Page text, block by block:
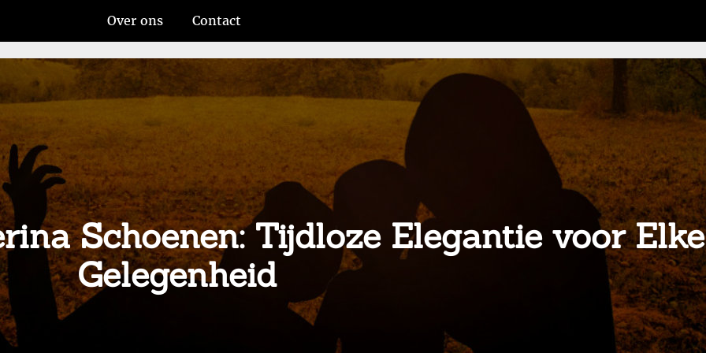
Over ons Contact
Schoenen: Tijdloze Elegantie voor Elke
Gelegenheid